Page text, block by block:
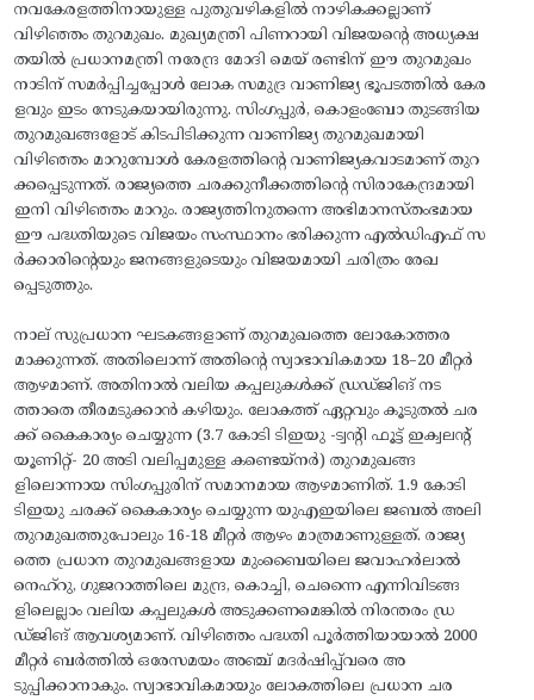
നവകേരളത്തിനായുള്ള പുതുവഴികളിൽ നാഴികക്കല്ലാണ്
വിഴിഞ്ഞം തുറമുഖം. മുഖ്യമന്ത്രി പിണറായി വിജയന്റെ അധ്യക്ഷ
തയിൽ പ്രധാനമന്ത്രി നരേന്ദ്ര മോദി മെയ് രണ്ടിന് ഈ തുറമുഖം
നാടിന് സമർപ്പിച്ചപ്പോൾ ലോക സമുദ്ര വാണിജ്യ ഭൂപടത്തിൽ കേര
ളവും ഇടം നേടുകയായിരുന്നു. സിംഗപ്പുർ, കൊളംബോ തുടങ്ങിയ
തുറമുഖങ്ങളോട് കിടപിടിക്കുന്ന വാണിജ്യ തുറമുഖമായി
വിഴിഞ്ഞം മാറുമ്പോൾ കേരളത്തിന്റെ വാണിജ്യകവാടമാണ് തുറ
ക്കപ്പെടുന്നത്. രാജ്യത്തെ ചരക്കുനീക്കത്തിന്റെ സിരാകേന്ദ്രമായി
ഇനി വിഴിഞ്ഞം മാറും. രാജ്യത്തിനുതന്നെ അഭിമാനസ്‌തംഭമായ
ഈ പദ്ധതിയുടെ വിജയം സംസ്ഥാനം ഭരിക്കുന്ന എൽഡിഎഫ് സ
ർക്കാരിന്റെയും ജനങ്ങളുടെയും വിജയമായി ചരിത്രം രേഖ
പ്പെടുത്തും.
നാല് സുപ്രധാന ഘടകങ്ങളാണ് തുറമുഖത്തെ ലോകോത്തര
മാക്കുന്നത്. അതിലൊന്ന് അതിന്റെ സ്വാഭാവികമായ 18–20 മീറ്റർ
ആഴമാണ്. അതിനാൽ വലിയ കപ്പലുകൾക്ക് ഡ്രഡ്‌ജിങ് നട
ത്താതെ തീരമടുക്കാൻ കഴിയും. ലോകത്ത് ഏറ്റവും കൂടുതൽ ചര
ക്ക് കൈകാര്യം ചെയ്യുന്ന (3.7 കോടി ടിഇയു -ട്വന്റി ഫൂട്ട് ഇക്വലന്റ്‌
യൂണിറ്റ്- 20 അടി വലിപ്പമുള്ള കണ്ടെയ്നർ) തുറമുഖങ്ങ
ളിലൊന്നായ സിംഗപ്പുരിന് സമാനമായ ആഴമാണിത്. 1.9 കോടി
ടിഇയു ചരക്ക് കൈകാര്യം ചെയ്യുന്ന യുഎഇയിലെ ജബൽ അലി
തുറമുഖത്തുപോലും 16-18 മീറ്റർ ആഴം മാത്രമാണുള്ളത്. രാജ്യ
ത്തെ പ്രധാന തുറമുഖങ്ങളായ മുംബൈയിലെ ജവാഹർലാൽ
നെഹ്റു, ഗുജറാത്തിലെ മുന്ദ്ര, കൊച്ചി, ചെന്നൈ എന്നിവിടങ്ങ
ളിലെല്ലാം വലിയ കപ്പലുകൾ അടുക്കണമെങ്കിൽ നിരന്തരം ഡ്ര
ഡ്‌ജിങ് ആവശ്യമാണ്. വിഴിഞ്ഞം പദ്ധതി പൂർത്തിയായാൽ 2000
മീറ്റർ ബർത്തിൽ ഒരേസമയം അഞ്ച് മദർഷിപ്പ്‌വരെ അ
ടുപ്പിക്കാനാകും. സ്വാഭാവികമായും ലോകത്തിലെ പ്രധാന ചര